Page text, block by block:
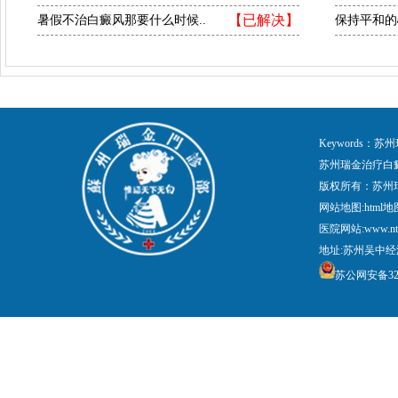
【已解决】
暑假不治白癜风那要什么时候.. 保持平和
Keywords：苏
苏州瑞金治疗白
版权所有：苏
网站地图:html地
医院网站
地址:苏州吴中
苏公网安备